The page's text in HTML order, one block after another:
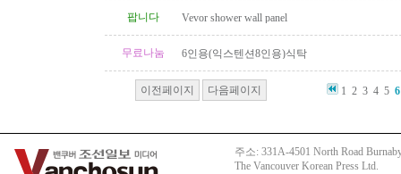
팝니다 Vevor shower wall panel
무료나눔 6인용(익스텐션8인용)식탁
이전페이지 다음페이지 1 2 3 4 5 6
주소: 331A-4501 North Road
The Vancouver Korean Press Ltd.